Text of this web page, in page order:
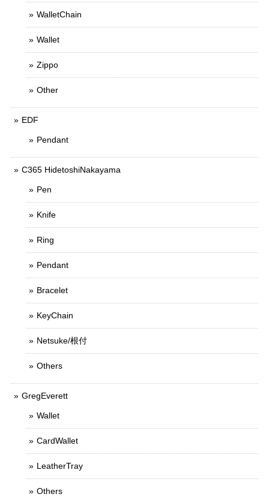
WalletChain
Wallet
Zippo
Other
EDF
Pendant
C365 HidetoshiNakayama
Pen
Knife
Ring
Pendant
Bracelet
KeyChain
Netsuke/根付
Others
GregEverett
Wallet
CardWallet
LeatherTray
Others